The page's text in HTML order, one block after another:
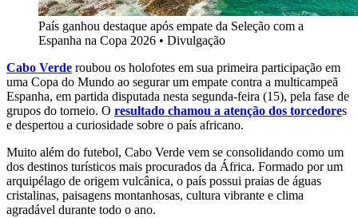
País ganhou destaque após empate da Seleção com a
Espanha na Copa 2026 • Divulgação
Cabo Verde roubou os holofotes em sua primeira participação em
uma Copa do Mundo ao segurar um empate contra a multicampeã
Espanha, em partida disputada nesta segunda-feira (15), pela fase de
grupos do torneio. O resultado chamou a atenção dos torcedores
e despertou a curiosidade sobre o país africano.
Muito além do futebol, Cabo Verde vem se consolidando como um
dos destinos turísticos mais procurados da África. Formado por um
arquipélago de origem vulcânica, o país possui praias de águas
cristalinas, paisagens montanhosas, cultura vibrante e clima
agradável durante todo o ano.